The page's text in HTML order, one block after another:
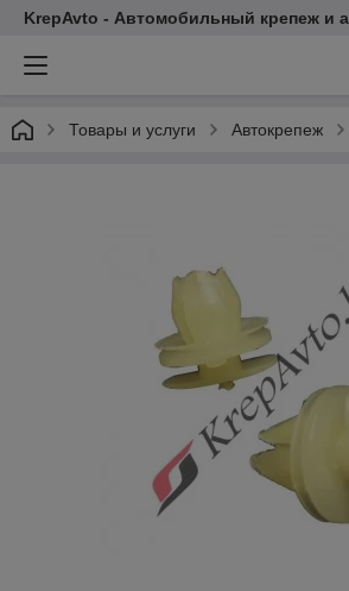
KrepAvto - Автомобильный крепеж и
Товары и услуги Автокрепеж